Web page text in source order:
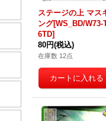
ステージの上 マス
ング[WS_BD/W73-
6TD]
80円(税込)
在庫数 12点